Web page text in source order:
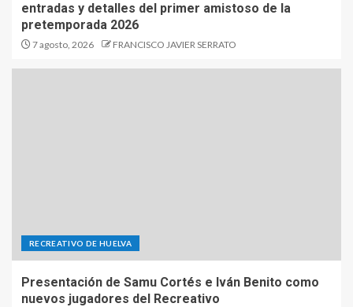
entradas y detalles del primer amistoso de la
pretemporada 2026
7 agosto, 2026 FRANCISCO JAVIER SERRATO
RECREATIVO DE HUELVA
Presentación de Samu Cortés e Iván Benito como
nuevos jugadores del Recreativo